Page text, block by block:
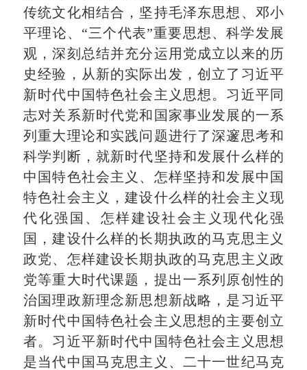
传统文化相结合，坚持毛泽东思想、邓小
平理论、“三个代表”重要思想、科学发展
观，深刻总结并充分运用党成立以来的历
史经验，从新的实际出发，创立了习近平
新时代中国特色社会主义思想。习近平同
志对关系新时代党和国家事业发展的一系
列重大理论和实践问题进行了深邃思考和
科学判断，就新时代坚持和发展什么样的
中国特色社会主义、怎样坚持和发展中国
特色社会主义，建设什么样的社会主义现
代化强国、怎样建设社会主义现代化强
国，建设什么样的长期执政的马克思主义
政党、怎样建设长期执政的马克思主义政
党等重大时代课题，提出一系列原创性的
治国理政新理念新思想新战略，是习近平
新时代中国特色社会主义思想的主要创立
者。习近平新时代中国特色社会主义思想
是当代中国马克思主义、二十一世纪马克